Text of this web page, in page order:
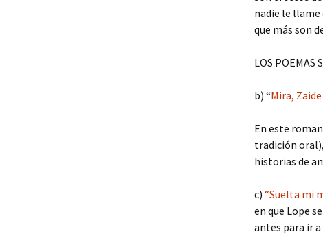
nadie le llame
que más son
LOS POEMAS
b) “Mira,
En este
tradición
historias de
c) “Suelta mi
en que Lope
antes para ir